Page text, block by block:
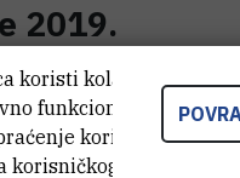
2019.
i dopune Plana
2019.
koristi kolačiće. Neki
funkcioniranje
korištenja
korisničkog iskustva.